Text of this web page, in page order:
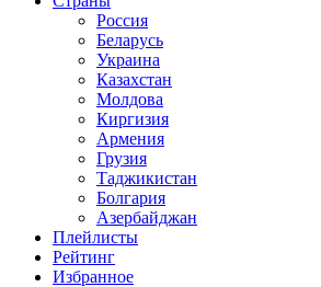
Россия
Беларусь
Украина
Казахстан
Молдова
Киргизия
Армения
Грузия
Таджикистан
Болгария
Азербайджан
Плейлисты
Рейтинг
Избранное